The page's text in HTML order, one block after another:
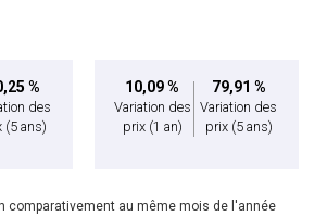
%
des
(5 ans)
10,09 %
Variation des
prix (1 an)
79,91 %
Variation des
prix (5 ans)
comparativement au même mois de l'année